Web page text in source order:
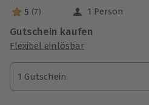
5 Sterne von 5 aus 7 Bewertungen
5 (7) 1 Person
Gutschein kaufen
Flexibel einlösbar
1 Gutschein
1 Gutschein
1 Gutschein